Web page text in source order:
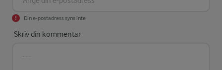
Din e-postadress syns inte
Skriv din kommentar